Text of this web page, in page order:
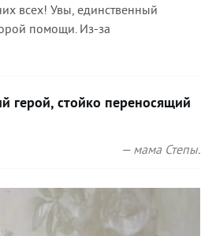
всех! Увы, единственный
помощи. Из-за
герой, стойко переносящий
— мама Степы.